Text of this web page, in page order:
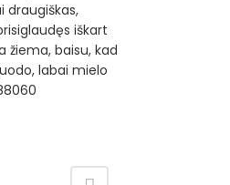
draugiškas,
iškart
žiema, baisu, kad
labai mielo